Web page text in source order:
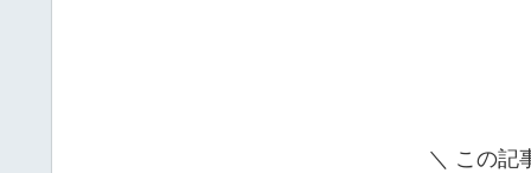
＼ この記